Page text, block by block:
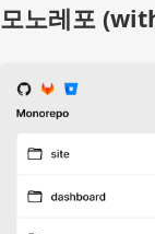
모노레포